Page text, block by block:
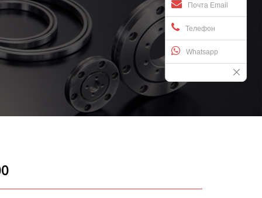
Почта Email
Телефон
Whatsapp